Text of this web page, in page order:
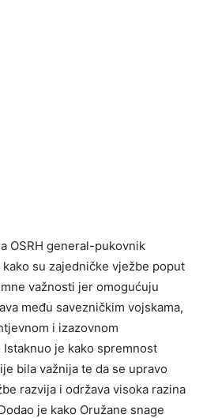
OSRH general-pukovnik
kako su zajedničke vježbe poput
važnosti jer omogućuju
među savezničkim vojskama,
i izazovnom
je kako spremnost
bila važnija te da se upravo
razvija i održava visoka razina
je kako Oružane snage